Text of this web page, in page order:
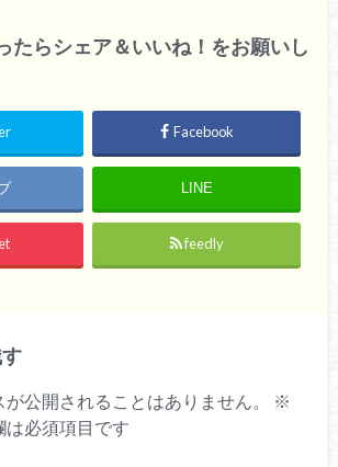
たらシェア＆いいね！をお願いし
Facebook
LINE
feedly
が公開されることはありません。
※
は必須項目です